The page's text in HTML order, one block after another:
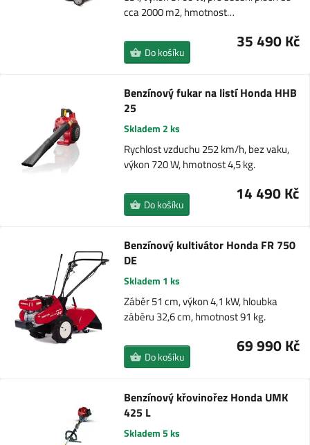
cca 2000 m2, hmotnost…
35 490 Kč
Do košíku
Benzínový fukar na listí Honda HHB
25
Skladem 2 ks
Rychlost vzduchu 252 km/h, bez vaku,
výkon 720 W, hmotnost 4,5 kg.
14 490 Kč
Do košíku
Benzínový kultivátor Honda FR 750
DE
Skladem 1 ks
Záběr 51 cm, výkon 4,1 kW, hloubka
záběru 32,6 cm, hmotnost 91 kg.
69 990 Kč
Do košíku
Benzínový křovinořez Honda UMK
425 L
Skladem 5 ks